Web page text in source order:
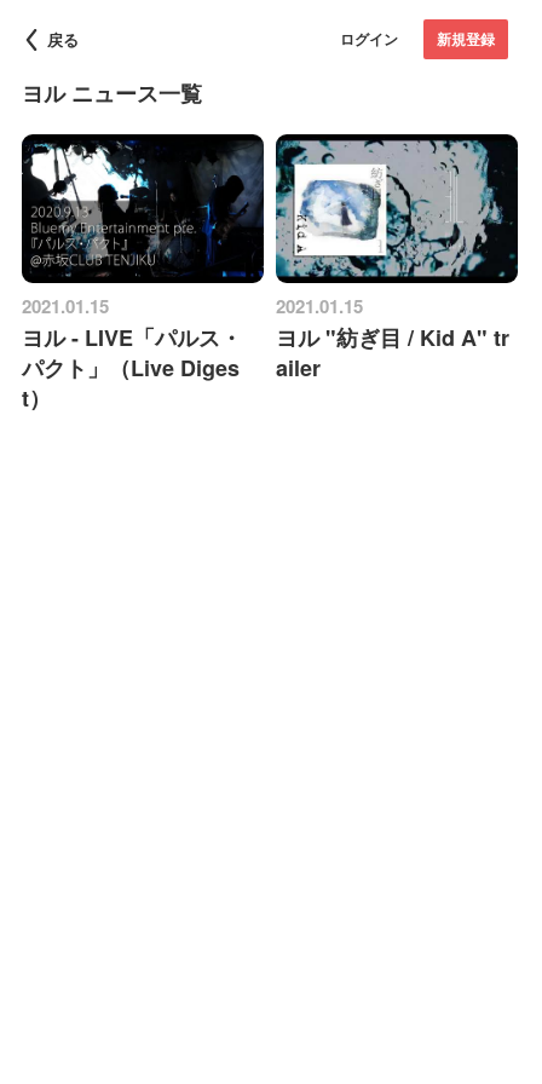
戻る ログイン 新規登録
ヨル ニュース一覧
2021.01.15
ヨル - LIVE「パルス・
パクト」（Live Diges
t）
2021.01.15
ヨル "紡ぎ目 / Kid A" tr
ailer